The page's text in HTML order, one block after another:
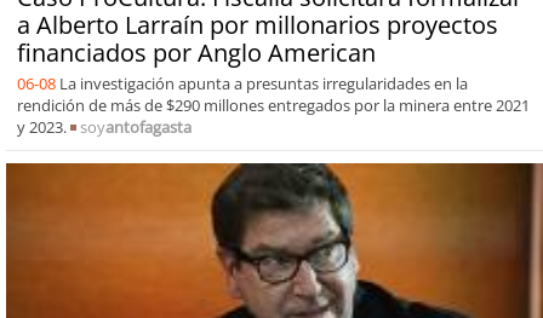
a Alberto Larraín por millonarios proyectos
financiados por Anglo American
06-08 La investigación apunta a presuntas irregularidades en la
rendición de más de $290 millones entregados por la minera entre 2021
y 2023.
soyantofagasta